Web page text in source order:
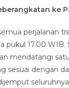
ke
perjalanan
pukul 17.00 WIB.
mendatangi
sesuai dengan